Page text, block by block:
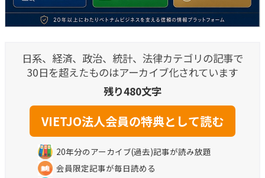
日系、経済、政治、統計、法律カテゴリの記事で
30日を超えたものはアーカイブ化されています
残り480文字
20年分のアーカイブ(過去)記事が読み放題
会員限定記事が毎日読める